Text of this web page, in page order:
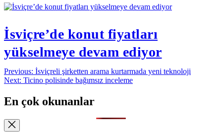
İsviçre’de konut fiyatları
yükselmeye devam ediyor
Yazı
gezinmesi
Previous: İsviçreli şirketten arama kurtarmada yeni teknoloji
Next: Ticino polisinde bağımsız inceleme
En çok okunanlar